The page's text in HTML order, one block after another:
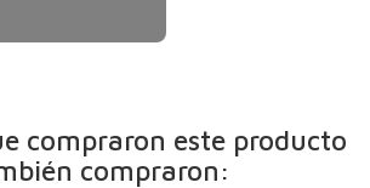
compraron este producto
compraron: